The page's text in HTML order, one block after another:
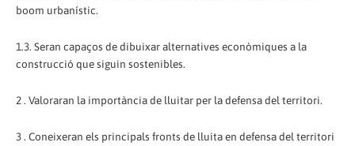
boom urbanístic.
1.3. Seran capaços de dibuixar alternatives econòmiques a la
construcció que siguin sostenibles.
2 . Valoraran la importància de lluitar per la defensa del territori.
3 . Coneixeran els principals fronts de lluita en defensa del territori